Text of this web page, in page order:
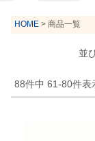
HOME 商品一覧
並
88件中 61-80件表